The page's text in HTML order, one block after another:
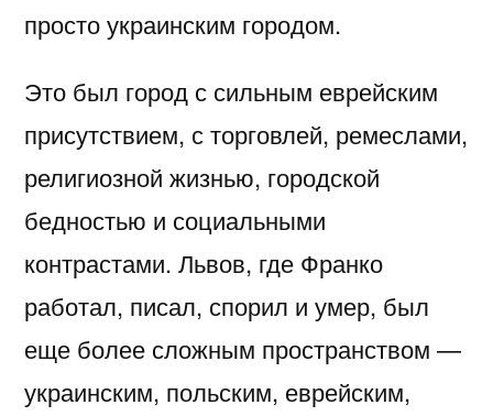
просто украинским городом.
Это был город с сильным еврейским
присутствием, с торговлей, ремеслами,
религиозной жизнью, городской
бедностью и социальными
контрастами. Львов, где Франко
работал, писал, спорил и умер, был
еще более сложным пространством —
украинским, польским, еврейским,